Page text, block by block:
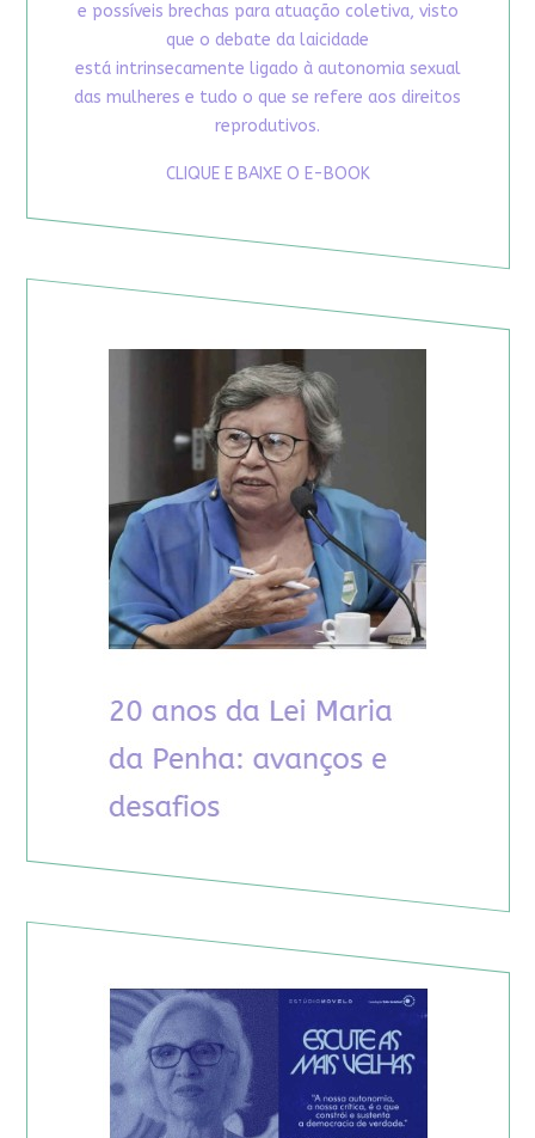
e possíveis brechas para atuação coletiva, visto
que o debate da laicidade
está intrinsecamente ligado à autonomia sexual
das mulheres e tudo o que se refere aos direitos
reprodutivos.
CLIQUE E BAIXE O E-BOOK